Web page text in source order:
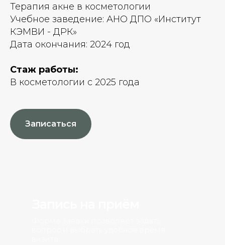
Терапия акне в косметологии
Учебное заведение: АНО ДПО «Институт
КЭМВИ - ДРК»
Дата окончания: 2024 год
Стаж работы:
В косметологии с 2025 года
Записаться